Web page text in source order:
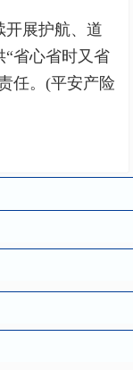
展护航、道
省心省时又省
任。(平安产险